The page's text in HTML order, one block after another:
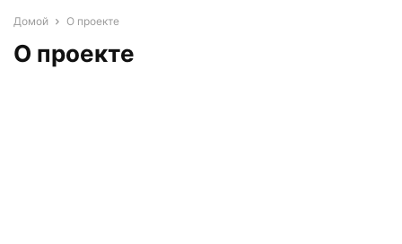
Домой О проекте
О проекте